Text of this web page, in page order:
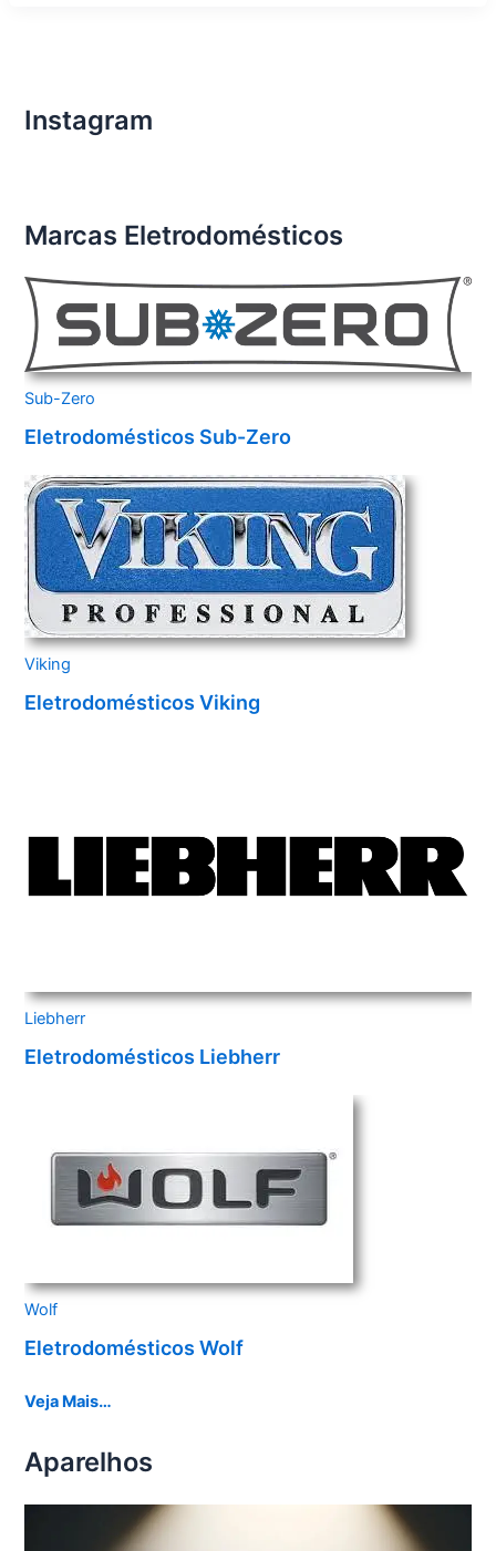
Instagram
Marcas Eletrodomésticos
Sub-Zero
Eletrodomésticos Sub-Zero
Viking
Eletrodomésticos Viking
Liebherr
Eletrodomésticos Liebherr
Wolf
Eletrodomésticos Wolf
Veja Mais…
Aparelhos